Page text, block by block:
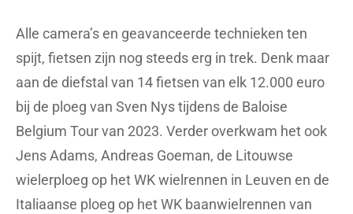
Alle camera’s en geavanceerde technieken ten
spijt, fietsen zijn nog steeds erg in trek. Denk maar
aan de diefstal van 14 fietsen van elk 12.000 euro
bij de ploeg van Sven Nys tijdens de Baloise
Belgium Tour van 2023. Verder overkwam het ook
Jens Adams, Andreas Goeman, de Litouwse
wielerploeg op het WK wielrennen in Leuven en de
Italiaanse ploeg op het WK baanwielrennen van